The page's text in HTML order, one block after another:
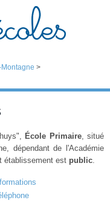
>
École Primaire, situé
dépendant de l'Académie
établissement est public.